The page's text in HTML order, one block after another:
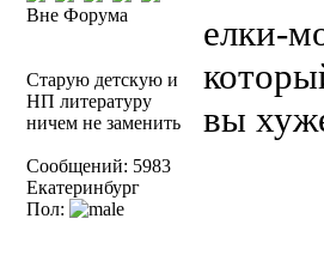
Вне Форума
Старую детскую и
НП литературу
ничем не заменить
Сообщений: 5983
Екатеринбург
Пол:
елки-
вы